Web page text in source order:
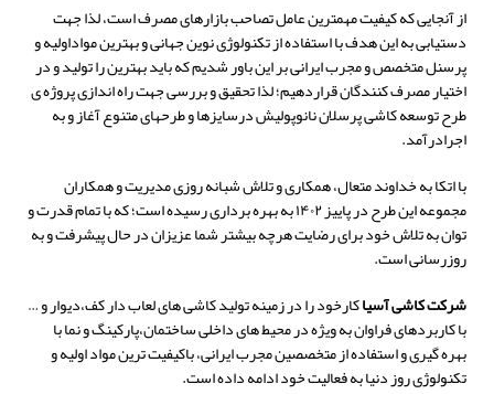
از آنجایی که کیفیت مهمترین عامل تصاحب بازارهای مصرف است، لذا جهت
دستیابی به این هدف با استفاده از تکنولوژی نوین جهانی و بهترین مواداولیه و
پرسنل متخصص و مجرب ایرانی بر این باور شدیم که باید بهترین را تولید و در
اختیار مصرف کنندگان قراردهیم؛ لذا تحقیق و بررسی جهت راه اندازی پروژه ی
طرح توسعه کاشی پرسلان نانوپولیش درسایزها و طرحهای متنوع آغاز و به
اجرادرآمد.
با اتکا به خداوند متعال، همکاری و تلاش شبانه روزی مدیریت و همکاران
مجموعه این طرح در پاییز ۱۴۰۲ به بهره برداری رسیده است؛ که با تمام قدرت و
توان به تلاش خود برای رضایت هرچه بیشتر شما عزیزان در حال پیشرفت و به
روزرسانی است.
شرکت کاشی آسیاکارخود را در زمینه تولید کاشی های لعاب دار کف،دیوار و …
با کاربردهای فراوان به ویژه در محیط های داخلی ساختمان،پارکینگ و نما با
بهره گیری و استفاده از متخصصین مجرب ایرانی، باکیفیت ترین مواد اولیه و
تکنولوژی روز دنیا به فعالیت خود ادامه داده است.